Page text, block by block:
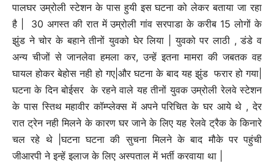
पालघर उम्रोली स्टेशन के पास हुयी इस घटना को लेकर बताया जा रहा
है | 30 अगस्त की रात में उम्रोली गांव सरपाडा के करीब 15 लोगों के
झुंड ने चोर के बहाने तीनों युवको घेर लिया | युवको पर लाठी , डंडे व
अन्य चीजों से जानलेवा हमला कर, उन्हें इतना मामरा की जबतक वह
घायल होकर बेहोस नही हो गए|और घटना के बाद यह झुंड फरार हो गया|
घटना के दिन बोईसर के रहने वाले यह तीनों युवक उम्रोली रेलवे स्टेशन
के पास स्तिथ महावीर कॉम्प्लेक्स में अपने परिचित के घर आये थे , देर
रात ट्रेन नही मिलने के कारण घर जाने के लिए यह रेलवे ट्रैक के किनारे
चल रहे थे |घटना घटना की सुचना मिलने के बाद मौके पर पहुंची
जीआरपी ने इन्हें इलाज के लिए अस्पताल में भर्ती करवाया था |